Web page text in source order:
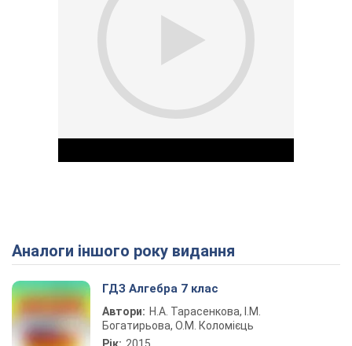
Play Video
Аналоги іншого року видання
ГДЗ Алгебра 7 клас
Автори: Н.А. Тарасенкова, І.М.
Богатирьова, О.М. Коломієць